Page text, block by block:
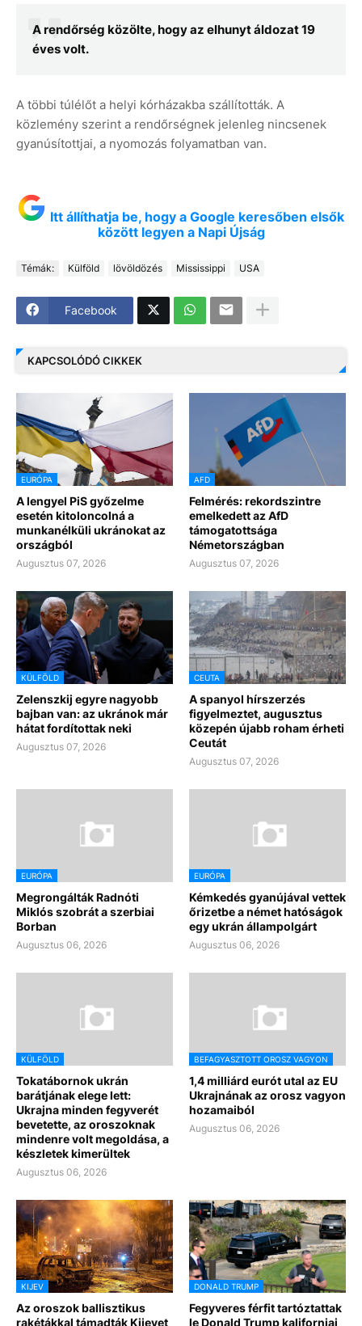
A rendőrség közölte, hogy az elhunyt áldozat 19
éves volt.
A többi túlélőt a helyi kórházakba szállították. A
közlemény szerint a rendőrségnek jelenleg nincsenek
gyanúsítottjai, a nyomozás folyamatban van.
Itt állíthatja be, hogy a Google keresőben elsők
között legyen a Napi Újság
Témák: Külföld lövöldözés Mississippi USA
Facebook
KAPCSOLÓDÓ CIKKEK
EURÓPA
A lengyel PiS győzelme
esetén kitoloncolná a
munkanélküli ukránokat az
országból
Augusztus 07, 2026
AFD
Felmérés: rekordszintre
emelkedett az AfD
támogatottsága
Németországban
Augusztus 07, 2026
KÜLFÖLD
Zelenszkij egyre nagyobb
bajban van: az ukránok már
hátat fordítottak neki
Augusztus 07, 2026
CEUTA
A spanyol hírszerzés
figyelmeztet, augusztus
közepén újabb roham érheti
Ceutát
Augusztus 07, 2026
EURÓPA
Megrongálták Radnóti
Miklós szobrát a szerbiai
Borban
Augusztus 06, 2026
EURÓPA
Kémkedés gyanújával vettek
őrizetbe a német hatóságok
egy ukrán állampolgárt
Augusztus 06, 2026
KÜLFÖLD
Tokatábornok ukrán
barátjának elege lett:
Ukrajna minden fegyverét
bevetette, az oroszoknak
mindenre volt megoldása, a
készletek kimerültek
Augusztus 06, 2026
BEFAGYASZTOTT OROSZ VAGYON
1,4 milliárd eurót utal az EU
Ukrajnának az orosz vagyon
hozamaiból
Augusztus 06, 2026
KIJEV
Az oroszok ballisztikus
rakétákkal támadták Kijevet
DONALD TRUMP
Fegyveres férfit tartóztattak
le Donald Trump kaliforniai